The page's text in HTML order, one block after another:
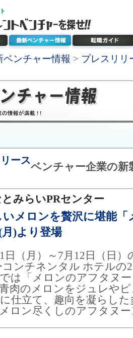
ベンチャー情報 > プレスリリ
ース
ベンチャー企業の新
みらいPRセンター
メロンを贅沢に堪能
月)より登場
日（月）～7月12日（日
コンチネンタル ホテルの
は「メロンのアフタヌ
肉のメロンをジュレや
仕立て、趣向を凝らし
ロン尽くしのアフタヌ